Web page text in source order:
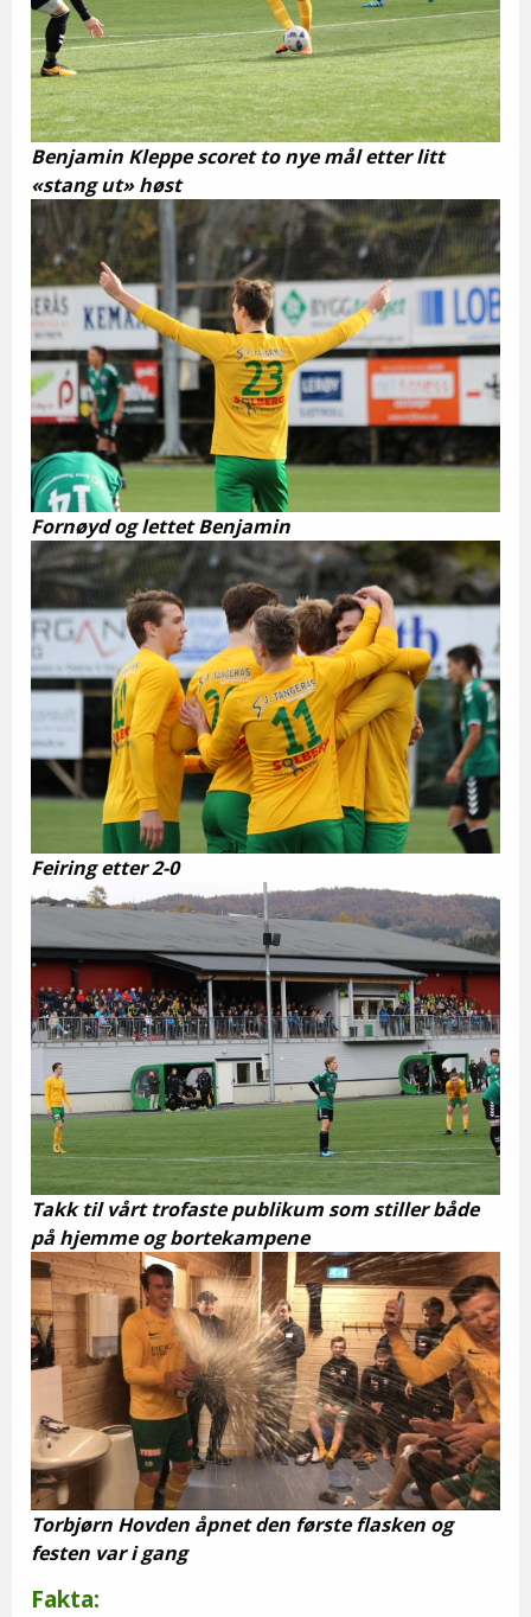
Benjamin Kleppe scoret to nye mål etter litt
«stang ut» høst
Fornøyd og lettet Benjamin
Feiring etter 2-0
Takk til vårt trofaste publikum som stiller både
på hjemme og bortekampene
Torbjørn Hovden åpnet den første flasken og
festen var i gang
Fakta: